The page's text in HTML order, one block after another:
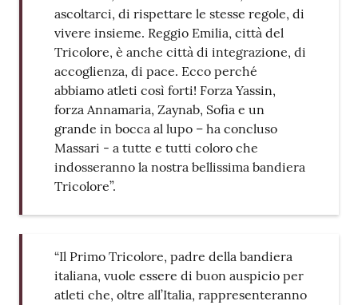
ascoltarci, di rispettare le stesse regole, di
vivere insieme. Reggio Emilia, città del
Tricolore, è anche città di integrazione, di
accoglienza, di pace. Ecco perché
abbiamo atleti così forti! Forza Yassin,
forza Annamaria, Zaynab, Sofia e un
grande in bocca al lupo – ha concluso
Massari - a tutte e tutti coloro che
indosseranno la nostra bellissima bandiera
Tricolore”.
“Il Primo Tricolore, padre della bandiera
italiana, vuole essere di buon auspicio per
atleti che, oltre all’Italia, rappresenteranno